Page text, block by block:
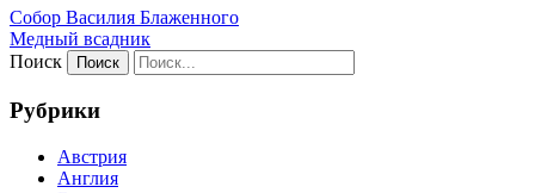
Собор Василия Блаженного
Медный всадник
Поиск
Рубрики
Австрия
Англия